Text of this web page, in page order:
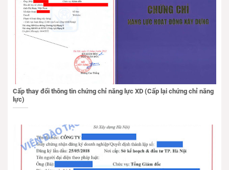
Cấp thay đổi thông tin chứng chỉ năng lực XD (Cấp lại chứng chỉ năng
lực)